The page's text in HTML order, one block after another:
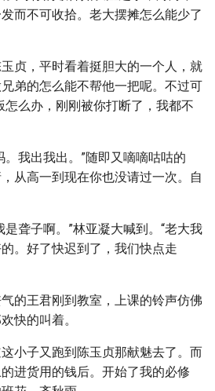
而不可收拾。老大摆摊怎么能少了
贞，平时看着挺胆大的一个人，就
弟的怎么能不帮他一把呢。不过可
怎么办，刚刚被你打断了，我都不
。我出我出。”随即又嘀嘀咕咕的
从高一到现在你也没请过一次。自
聋子啊。”林亚凝大喊到。“老大我
。好了快迟到了，我们快点走
的王君刚到教室，上课的铃声仿佛
快的叫着。
小子又跑到陈玉贞那献魅去了。而
进货用的钱后。开始了我的必修